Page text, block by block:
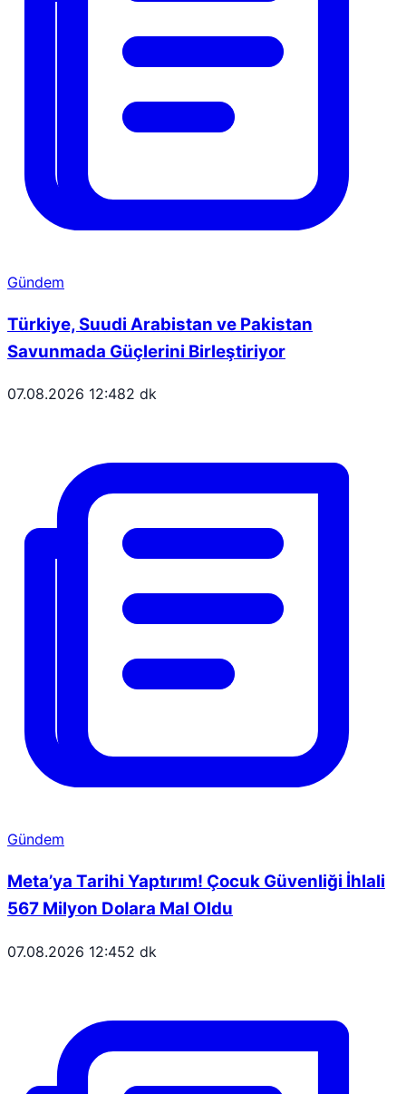
Gündem
Türkiye, Suudi Arabistan ve Pakistan
Savunmada Güçlerini Birleştiriyor
07.08.2026 12:482 dk
Gündem
Meta’ya Tarihi Yaptırım! Çocuk Güvenliği İhlali
567 Milyon Dolara Mal Oldu
07.08.2026 12:452 dk